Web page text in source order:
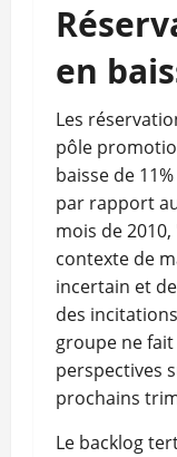
en
Les
pôle
baisse de
par rapport
mois de
contexte de
incertain et
des
groupe ne
perspectives
prochains
Le backlog